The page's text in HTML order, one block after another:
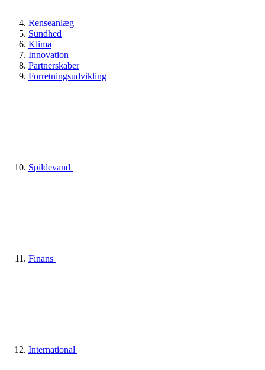
Renseanlæg
Sundhed
Klima
Innovation
Partnerskaber
Forretningsudvikling
Spildevand
Finans
International